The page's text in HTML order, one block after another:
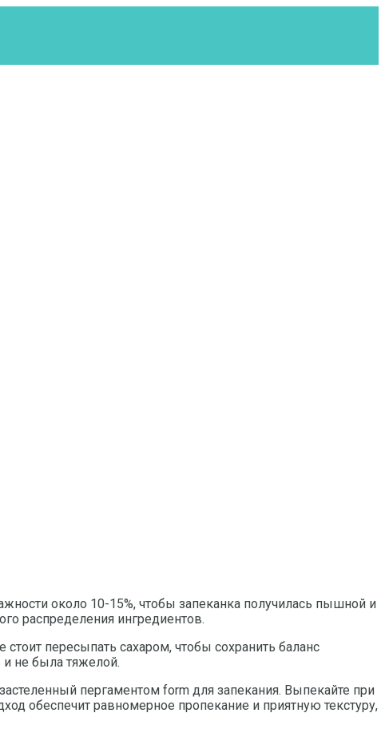
около 10-15%, чтобы запеканка получилась пышной и
распределения ингредиентов.
пересыпать сахаром, чтобы сохранить баланс
и не была тяжелой.
пергаментом form для запекания. Выпекайте при
обеспечит равномерное пропекание и приятную текстуру,